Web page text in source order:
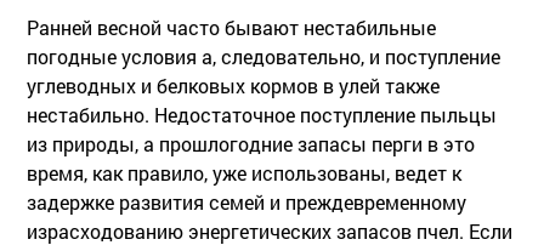
Ранней весной часто бывают нестабильные
погодные условия а, следовательно, и поступление
углеводных и белковых кормов в улей также
нестабильно. Недостаточное поступление пыльцы
из природы, а прошлогодние запасы перги в это
время, как правило, уже использованы, ведет к
задержке развития семей и преждевременному
израсходованию энергетических запасов пчел. Если